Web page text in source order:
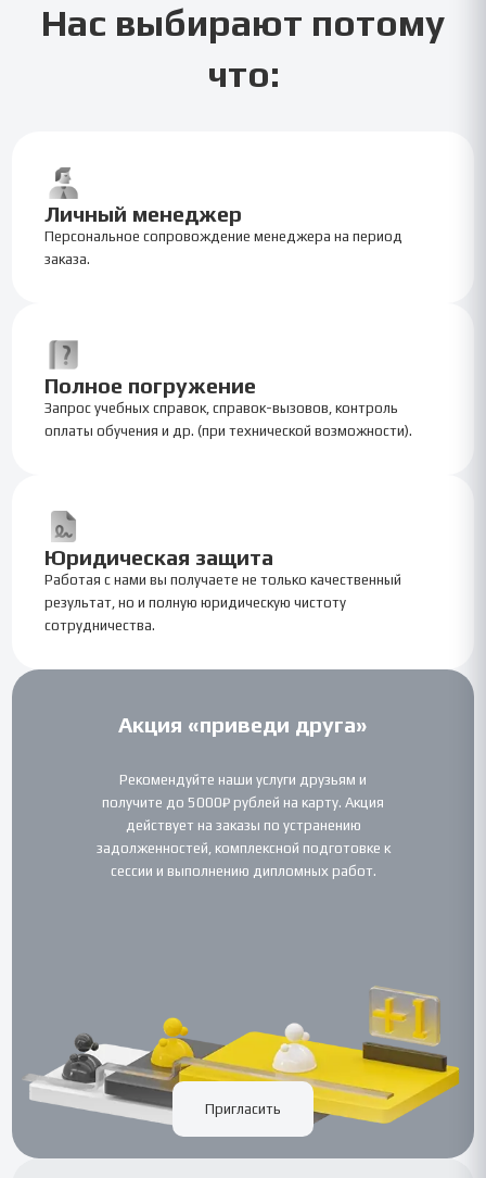
Нас выбирают потому
что:
Личный менеджер
Персональное сопровождение менеджера на период
заказа.
Полное погружение
Запрос учебных справок, справок-вызовов, контроль
оплаты обучения и др. (при технической возможности).
Юридическая защита
Работая с нами вы получаете не только качественный
результат, но и полную юридическую чистоту
сотрудничества.
Акция «приведи друга»
Рекомендуйте наши услуги друзьям и
получите до 5000₽ рублей на карту. Акция
действует на заказы по устранению
задолженностей, комплексной подготовке к
сессии и выполнению дипломных работ.
Пригласить